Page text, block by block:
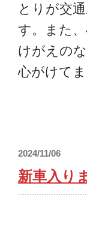
とりが交
す。また
けがえの
心がけて
2024/11/06
新車入り